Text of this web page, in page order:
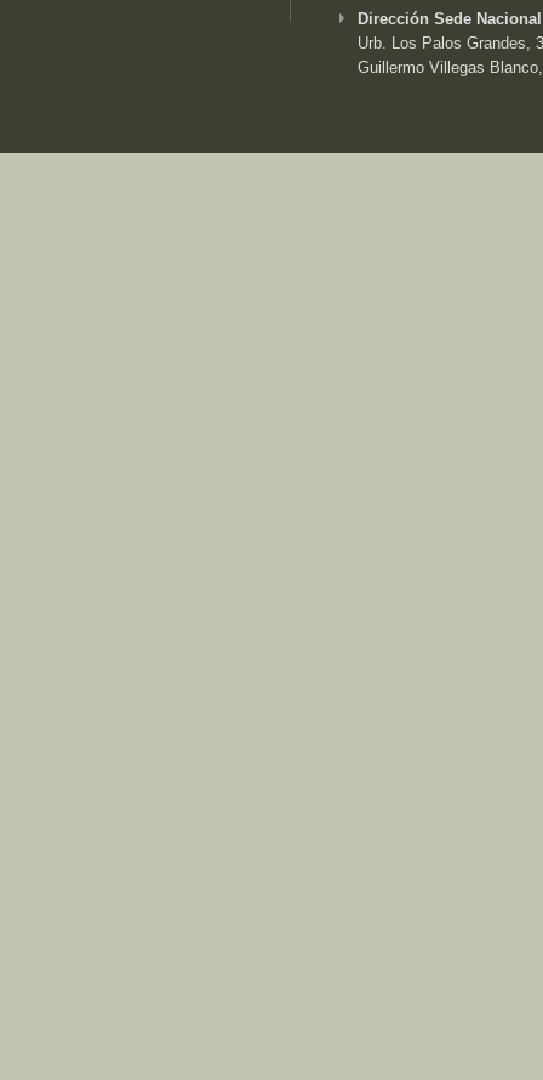
Dirección Sede
Urb. Los Palos Grandes,
Guillermo Villegas